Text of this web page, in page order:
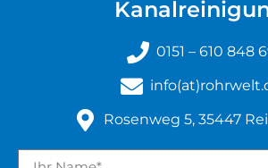
0151 – 610 848
Rosenweg 5, 35447